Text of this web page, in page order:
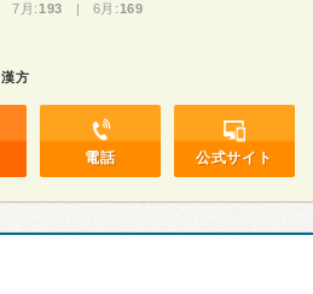
7月: 193 | 6月: 169
方
電話 公式サイト